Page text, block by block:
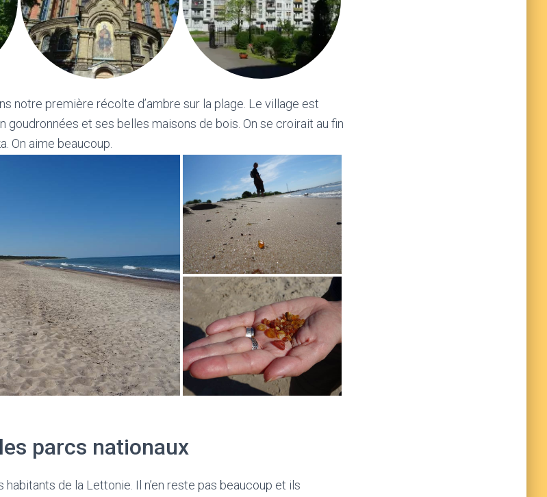
notre première récolte d’ambre sur la plage. Le village est
goudronnées et ses belles maisons de bois. On se croirait au fin
On aime beaucoup.
parcs nationaux
de la Lettonie. Il n’en reste pas beaucoup et ils